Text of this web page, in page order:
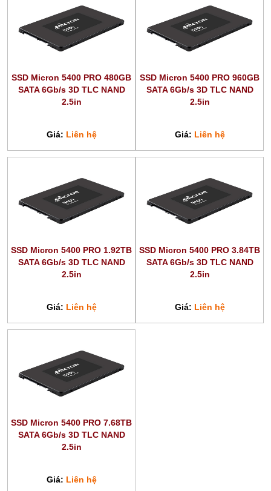
SSD Micron 5400 PRO 480GB
SATA 6Gb/s 3D TLC NAND
2.5in
Giá: Liên hệ
SSD Micron 5400 PRO 960GB
SATA 6Gb/s 3D TLC NAND
2.5in
Giá: Liên hệ
SSD Micron 5400 PRO 1.92TB
SATA 6Gb/s 3D TLC NAND
2.5in
Giá: Liên hệ
SSD Micron 5400 PRO 3.84TB
SATA 6Gb/s 3D TLC NAND
2.5in
Giá: Liên hệ
SSD Micron 5400 PRO 7.68TB
SATA 6Gb/s 3D TLC NAND
2.5in
Giá: Liên hệ